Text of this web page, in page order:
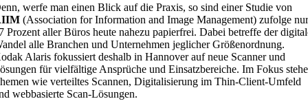
werfe man einen Blick auf die Praxis, so sind einer Studie von
(Association for Information and Image Management) zufolge
Prozent aller Büros heute nahezu papierfrei. Dabei betreffe der
alle Branchen und Unternehmen jeglicher Größenordnung.
Alaris fokussiert deshalb in Hannover auf neue Scanner und
für vielfältige Ansprüche und Einsatzbereiche. Im Fokus
wie verteiltes Scannen, Digitalisierung im Thin-Client-Umfeld
webbasierte Scan-Lösungen.